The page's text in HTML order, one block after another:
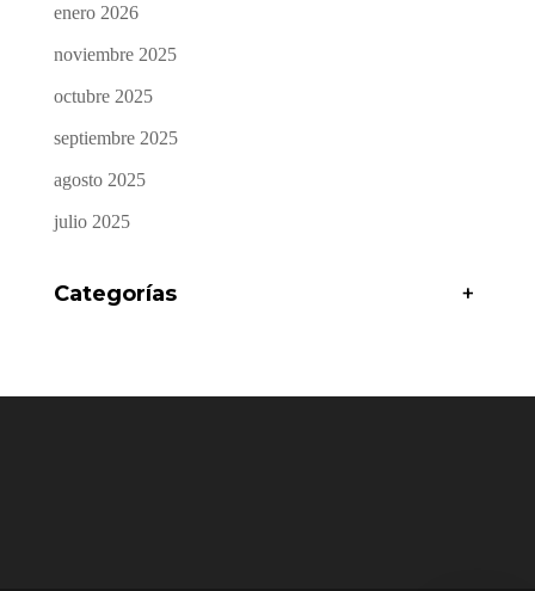
enero 2026
noviembre 2025
octubre 2025
septiembre 2025
agosto 2025
julio 2025
Categorías +